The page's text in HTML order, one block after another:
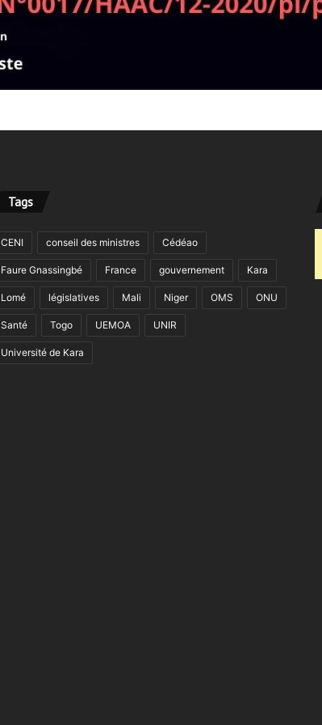
Tags
CENI conseil des ministres Cédéao
Faure Gnassingbé France gouvernement Kara
Lomé législatives Mali Niger OMS ONU
Santé Togo UEMOA UNIR
Université de Kara